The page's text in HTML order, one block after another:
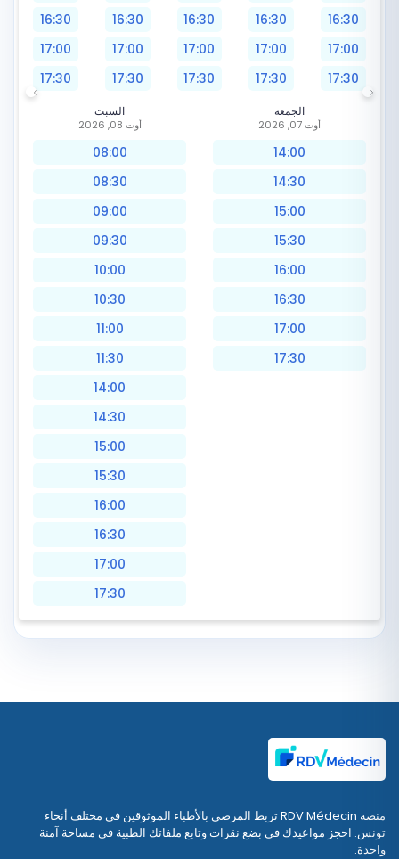
16:30
17:00
17:30
16:30
17:00
17:30
16:30
17:00
17:30
16:30
17:00
17:30
16:30
17:00
17:30
السبت
أوت 08, 2026
08:00
08:30
09:00
09:30
10:00
10:30
11:00
11:30
14:00
14:30
15:00
15:30
16:00
16:30
17:00
17:30
الجمعة
أوت 07, 2026
14:00
14:30
15:00
15:30
16:00
16:30
17:00
17:30
منصة RDV Médecin تربط المرضى بالأطباء الموثوقين في مختلف أنحاء
تونس. احجز مواعيدك في بضع نقرات وتابع ملفاتك الطبية في مساحة آمنة
واحدة.